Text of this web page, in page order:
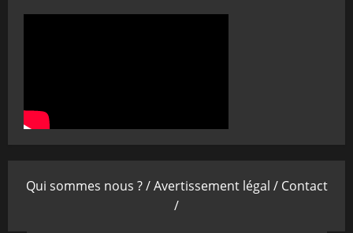
Qui sommes nous ? /Avertissement légal / Contact
/